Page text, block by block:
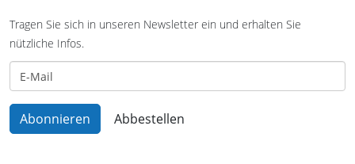
Tragen Sie sich in unseren Newsletter ein und erhalten Sie
nützliche Infos.